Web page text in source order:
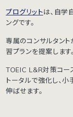
プログリットは、自学
ングです。
専属のコンサルタン
習プランを提案します。
TOEIC L&R対策コー
トータルで強化し、
伸ばせます。